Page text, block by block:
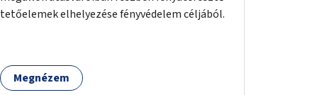
tetőelemek elhelyezése fényvédelem céljából.
Megnézem